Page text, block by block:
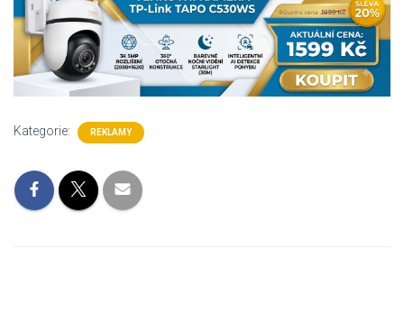
Kategorie: REKLAMY